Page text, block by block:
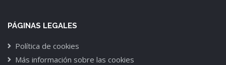
PÁGINAS LEGALES
Política de cookies
Más información sobre las cookies